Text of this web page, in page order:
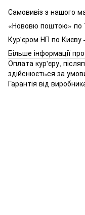
Самовивіз з нашого
«Нововю поштою» по
Кур'єром НП по Києву
Більше інформації
Оплата кур'єру,
здійснюється за
Гарантія від